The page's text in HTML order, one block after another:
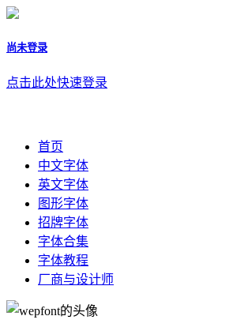
尚未登录
点击此处快速登录
首页
中文字体
英文字体
图形字体
招牌字体
字体合集
字体教程
厂商与设计师